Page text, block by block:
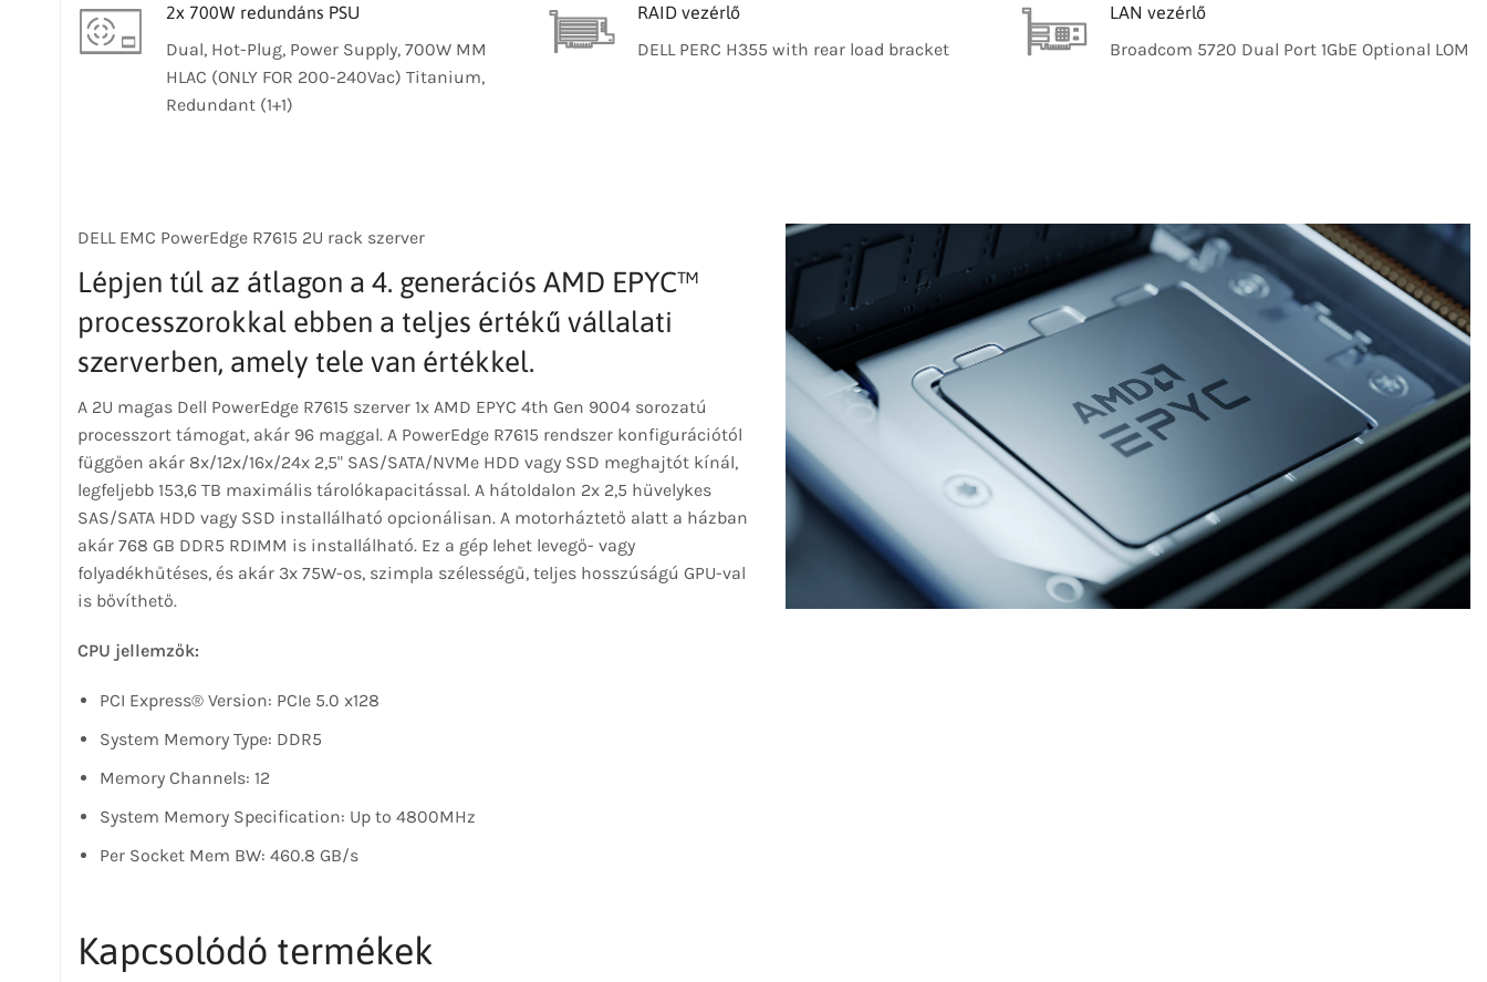
2x 700W redundáns PSU
Dual, Hot-Plug, Power Supply, 700W MM
HLAC (ONLY FOR 200-240Vac) Titanium,
Redundant (1+1)
RAID vezérlő
DELL PERC H355 with rear load bracket
LAN vezérlő
Broadcom 5720 Dual Port 1GbE Optional LOM
DELL EMC PowerEdge R7615 2U rack szerver
Lépjen túl az átlagon a 4. generációs AMD EPYC™
processzorokkal ebben a teljes értékű vállalati
szerverben, amely tele van értékkel.
A 2U magas Dell PowerEdge R7615 szerver 1x AMD EPYC 4th Gen 9004 sorozatú
processzort támogat, akár 96 maggal. A PowerEdge R7615 rendszer konfigurációtól
függően akár 8x/12x/16x/24x 2,5" SAS/SATA/NVMe HDD vagy SSD meghajtót kínál,
legfeljebb 153,6 TB maximális tárolókapacitással. A hátoldalon 2x 2,5 hüvelykes
SAS/SATA HDD vagy SSD installálható opcionálisan. A motorháztető alatt a házban
akár 768 GB DDR5 RDIMM is installálható. Ez a gép lehet levegő- vagy
folyadékhűtéses, és akár 3x 75W-os, szimpla szélességű, teljes hosszúságú GPU-val
is bővíthető.
CPU jellemzők:
PCI Express® Version: PCIe 5.0 x128
System Memory Type: DDR5
Memory Channels: 12
System Memory Specification: Up to 4800MHz
Per Socket Mem BW: 460.8 GB/s
Kapcsolódó termékek